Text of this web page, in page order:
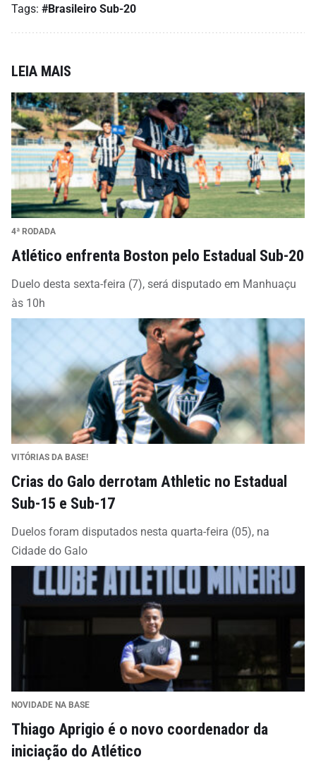
Tags: #Brasileiro Sub-20
LEIA MAIS
4ª RODADA
Atlético enfrenta Boston pelo Estadual Sub-20
Duelo desta sexta-feira (7), será disputado em Manhuaçu
às 10h
VITÓRIAS DA BASE!
Crias do Galo derrotam Athletic no Estadual
Sub-15 e Sub-17
Duelos foram disputados nesta quarta-feira (05), na
Cidade do Galo
NOVIDADE NA BASE
Thiago Aprigio é o novo coordenador da
iniciação do Atlético